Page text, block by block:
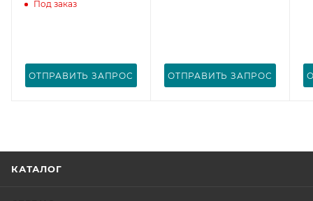
Под заказ
ОТПРАВИТЬ ЗАПРОС ОТПРАВИТЬ ЗАПРОС
КАТАЛОГ